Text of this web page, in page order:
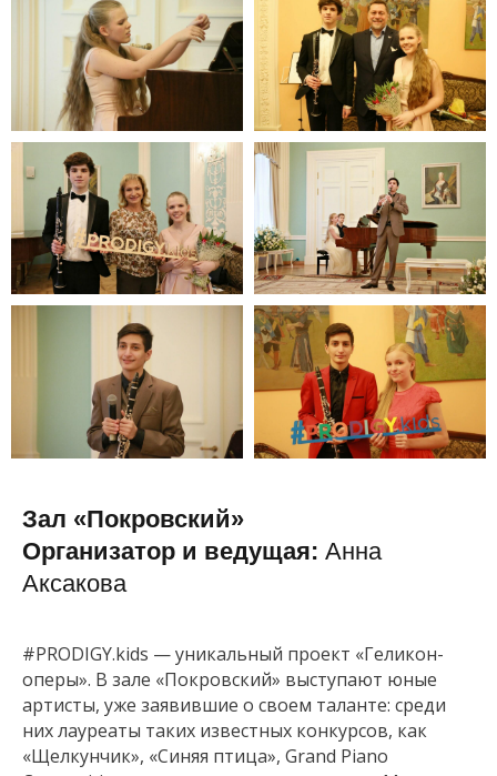
Зал «Покровский»
Организатор и ведущая: Анна
Аксакова
#PRODIGY.kids — уникальный проект «Геликон-
оперы». В зале «Покровский» выступают юные
артисты, уже заявившие о своем таланте: среди
них лауреаты таких известных конкурсов, как
«Щелкунчик», «Синяя птица», Grand Piano